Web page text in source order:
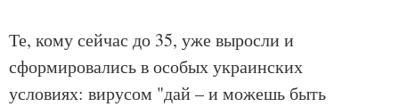
Те, кому сейчас до 35, уже выросли и
сформировались в особых украинских
условиях: вирусом "дай – и можешь быть